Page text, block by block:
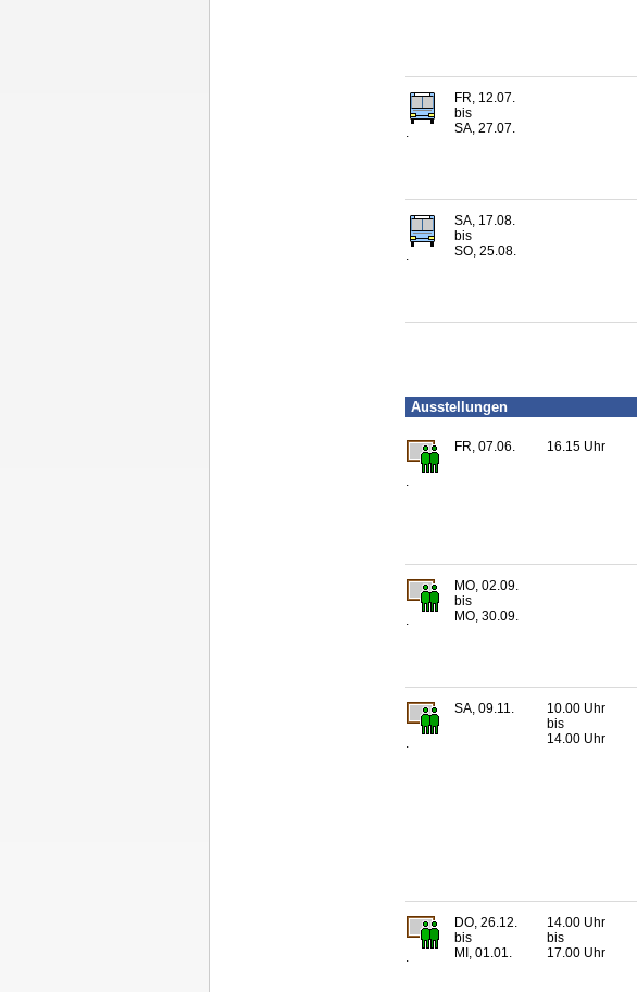
.
FR, 12.07.
bis
SA, 27.07.
SA, 17.08.
bis
SO, 25.08.
Ausstellungen
.
FR, 07.06. 16.15 Uhr
.
MO, 02.09.
bis
MO, 30.09.
.
SA, 09.11.
10.00 Uhr
bis
14.00 Uhr
DO, 26.12.
bis
MI, 01.01.
14.00 Uhr
bis
17.00 Uhr